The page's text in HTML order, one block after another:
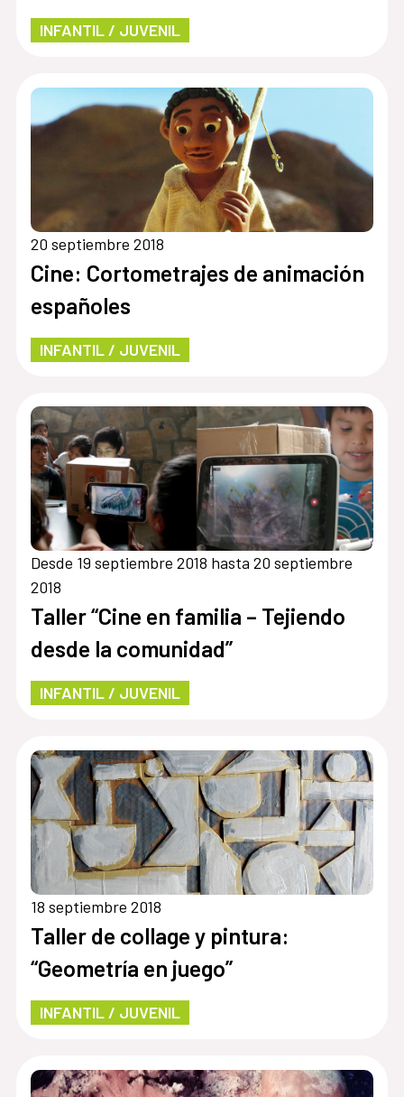
INFANTIL / JUVENIL
20 septiembre 2018
Cine: Cortometrajes de animación
españoles
INFANTIL / JUVENIL
Desde 19 septiembre 2018 hasta 20 septiembre
2018
Taller “Cine en familia – Tejiendo
desde la comunidad”
INFANTIL / JUVENIL
18 septiembre 2018
Taller de collage y pintura:
“Geometría en juego”
INFANTIL / JUVENIL